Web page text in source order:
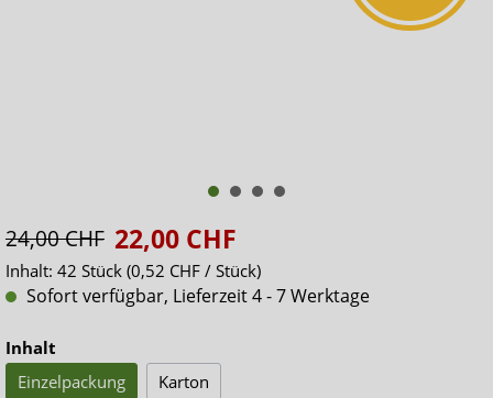
24,00 CHF 22,00 CHF
Inhalt: 42 Stück (0,52 CHF / Stück)
Sofort verfügbar, Lieferzeit 4 - 7 Werktage
Inhalt
Einzelpackung
Karton